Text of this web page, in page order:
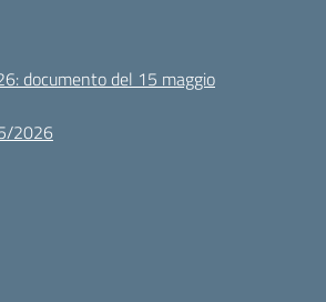
documento del 15 maggio
2026